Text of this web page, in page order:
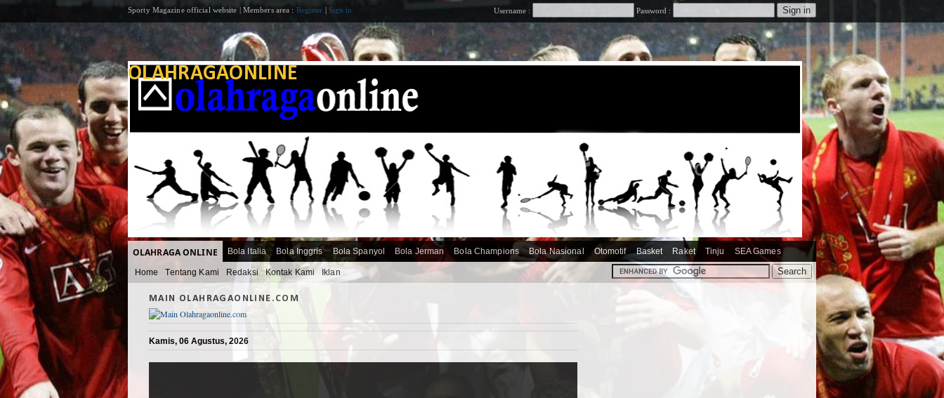
Sporty Magazine official website | Members area : Register | Sign in Username : Password :
OLAHRAGAONLINE
OLAHRAGA ONLINE Bola Italia Bola Inggris Bola Spanyol Bola Jerman Bola Champions Bola Nasional Otomotif Basket Raket Tinju SEA Games
Home Tentang Kami Redaksi Kontak Kami Iklan
MAIN OLAHRAGAONLINE.COM
Kamis, 06 Agustus, 2026